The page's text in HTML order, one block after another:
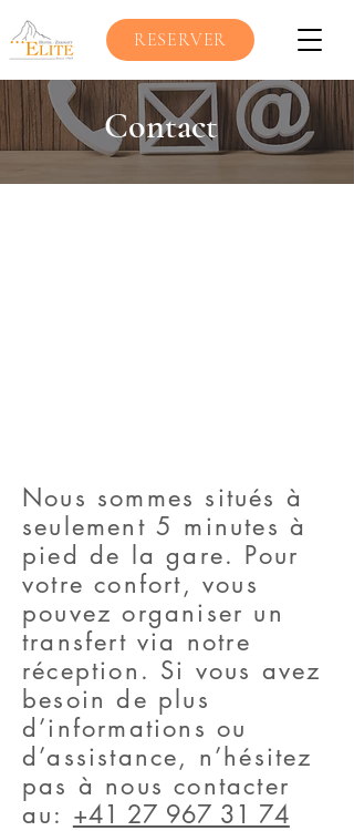
RESERVER
Contact
Nous sommes situés à
seulement 5 minutes à
pied de la gare. Pour
votre confort, vous
pouvez organiser un
transfert via notre
réception. Si vous avez
besoin de plus
d’informations ou
d’assistance, n’hésitez
pas à nous contacter
au: +41 27 967 31 74